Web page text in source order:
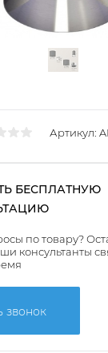
Артикул:
БЕСПЛАТНУЮ
по товару?
консультанты
звонок